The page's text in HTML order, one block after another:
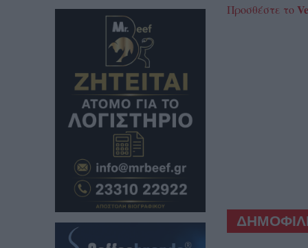
Προσθέστε το